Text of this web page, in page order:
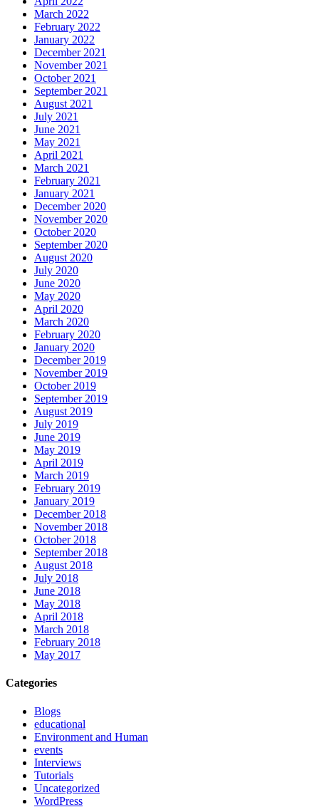
March 2022
February 2022
January 2022
December 2021
November 2021
October 2021
September 2021
August 2021
July 2021
June 2021
May 2021
April 2021
March 2021
February 2021
January 2021
December 2020
November 2020
October 2020
September 2020
August 2020
July 2020
June 2020
May 2020
April 2020
March 2020
February 2020
January 2020
December 2019
November 2019
October 2019
September 2019
August 2019
July 2019
June 2019
May 2019
April 2019
March 2019
February 2019
January 2019
December 2018
November 2018
October 2018
September 2018
August 2018
July 2018
June 2018
May 2018
April 2018
March 2018
February 2018
May 2017
Categories
Blogs
educational
Environment and Human
events
Interviews
Tutorials
Uncategorized
WordPress